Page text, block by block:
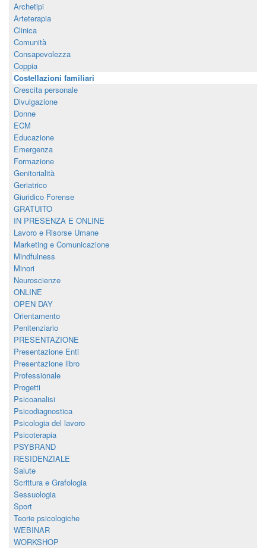
Archetipi
Arteterapia
Clinica
Comunità
Consapevolezza
Coppia
Costellazioni familiari
Crescita personale
Divulgazione
Donne
ECM
Educazione
Emergenza
Formazione
Genitorialità
Geriatrico
Giuridico Forense
GRATUITO
IN PRESENZA E ONLINE
Lavoro e Risorse Umane
Marketing e Comunicazione
Mindfulness
Minori
Neuroscienze
ONLINE
OPEN DAY
Orientamento
Penitenziario
PRESENTAZIONE
Presentazione Enti
Presentazione libro
Professionale
Progetti
Psicoanalisi
Psicodiagnostica
Psicologia del lavoro
Psicoterapia
PSYBRAND
RESIDENZIALE
Salute
Scrittura e Grafologia
Sessuologia
Sport
Teorie psicologiche
WEBINAR
WORKSHOP